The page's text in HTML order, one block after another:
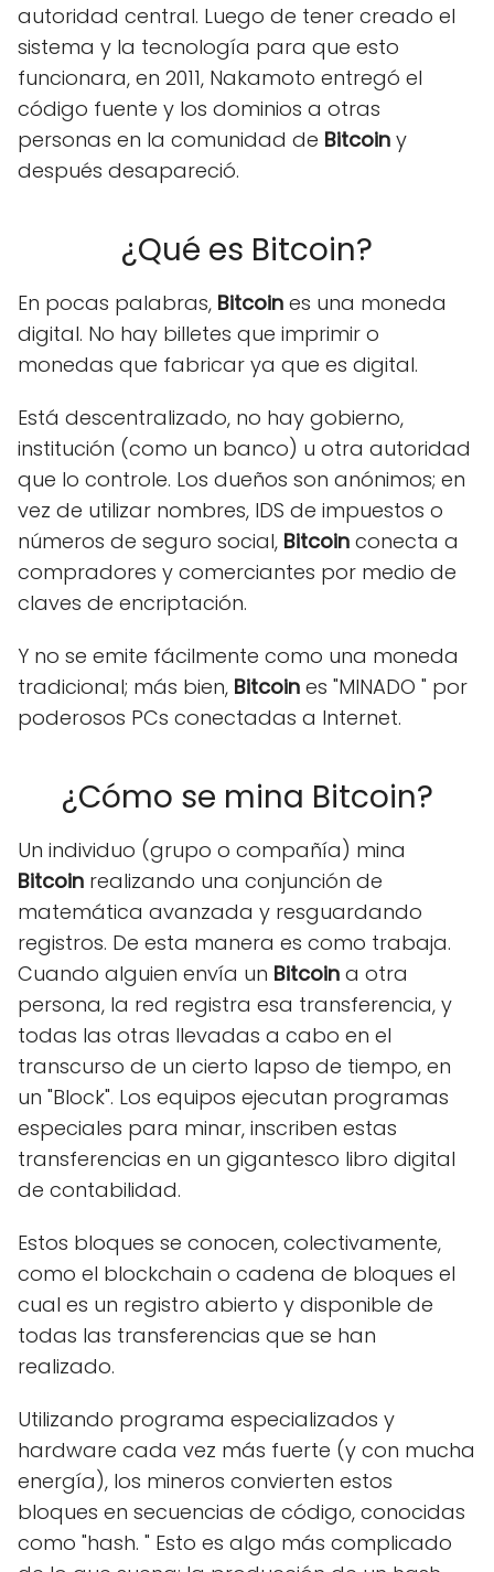
autoridad central. Luego de tener creado el
sistema y la tecnología para que esto
funcionara, en 2011, Nakamoto entregó el
código fuente y los dominios a otras
personas en la comunidad de Bitcoin y
después desapareció.
¿Qué es Bitcoin?
En pocas palabras, Bitcoin es una moneda
digital. No hay billetes que imprimir o
monedas que fabricar ya que es digital.
Está descentralizado, no hay gobierno,
institución (como un banco) u otra autoridad
que lo controle. Los dueños son anónimos; en
vez de utilizar nombres, IDS de impuestos o
números de seguro social, Bitcoin conecta a
compradores y comerciantes por medio de
claves de encriptación.
Y no se emite fácilmente como una moneda
tradicional; más bien, Bitcoin es "MINADO " por
poderosos PCs conectadas a Internet.
¿Cómo se mina Bitcoin?
Un individuo (grupo o compañía) mina
Bitcoin realizando una conjunción de
matemática avanzada y resguardando
registros. De esta manera es como trabaja.
Cuando alguien envía un Bitcoin a otra
persona, la red registra esa transferencia, y
todas las otras llevadas a cabo en el
transcurso de un cierto lapso de tiempo, en
un "Block". Los equipos ejecutan programas
especiales para minar, inscriben estas
transferencias en un gigantesco libro digital
de contabilidad.
Estos bloques se conocen, colectivamente,
como el blockchain o cadena de bloques el
cual es un registro abierto y disponible de
todas las transferencias que se han
realizado.
Utilizando programa especializados y
hardware cada vez más fuerte (y con mucha
energía), los mineros convierten estos
bloques en secuencias de código, conocidas
como "hash. " Esto es algo más complicado